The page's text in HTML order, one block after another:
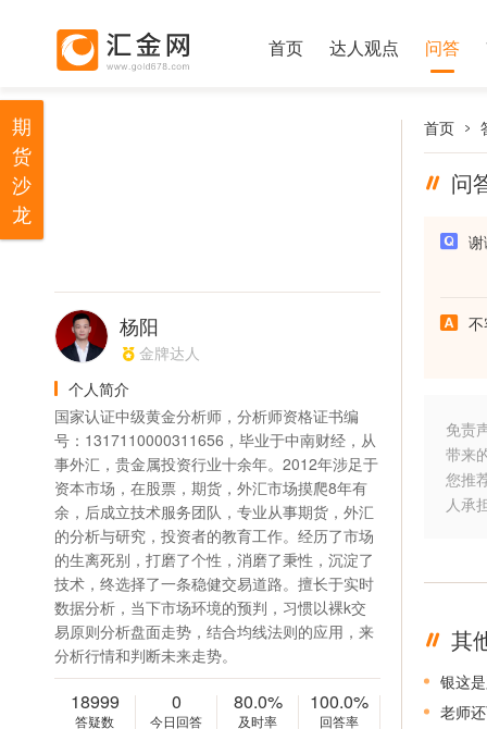
首页 达人观点 问答
杨阳
金牌达人
个人简介
国家认证中级黄金分析师，分析师资格证书编
号：1317110000311656，毕业于中南财经，从
事外汇，贵金属投资行业十余年。2012年涉足于
资本市场，在股票，期货，外汇市场摸爬8年有
余，后成立技术服务团队，专业从事期货，外汇
的分析与研究，投资者的教育工作。经历了市场
的生离死别，打磨了个性，消磨了秉性，沉淀了
技术，终选择了一条稳健交易道路。擅长于实时
数据分析，当下市场环境的预判，习惯以裸k交
易原则分析盘面走势，结合均线法则的应用，来
分析行情和判断未来走势。
18999
答疑数
0
今日回答
80.0%
及时率
100.0%
回答率
首页
问
免责
带来
您推
人承
其
银这
老师
期
货
沙
龙